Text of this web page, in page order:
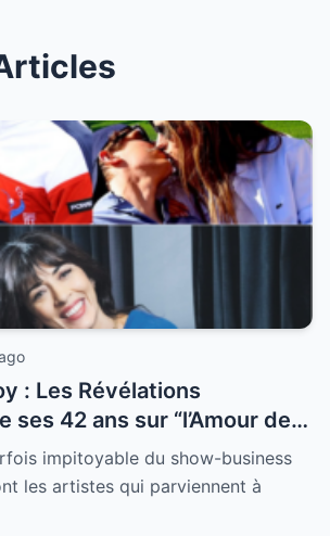
: Les Révélations
ses 42 ans sur “l’Amour de
impitoyable du show-business
les artistes qui parviennent à